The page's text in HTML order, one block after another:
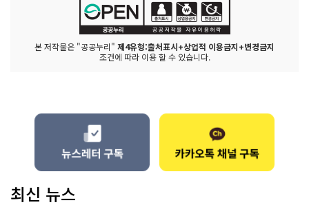
본 저작물은 "공공누리" 제4유형:출처표시+상업적 이용금지+변경금지
조건에 따라 이용 할 수 있습니다.
최신 뉴스